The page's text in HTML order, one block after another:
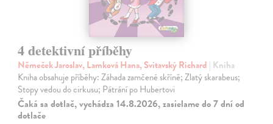
4 detektivní příběhy
Němeček Jaroslav, Lamková Hana, Svitavský Richard | Kniha
Kniha obsahuje příběhy: Záhada zamčené skříně; Zlatý skarabeus;
Stopy vedou do cirkusu; Pátrání po Hubertovi
Čaká sa dotlač, vychádza 14.8.2026, zasielame do 7 dní od
dotlače